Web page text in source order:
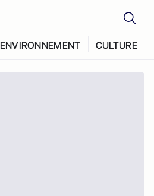
ENVIRONNEMENT CULTURE